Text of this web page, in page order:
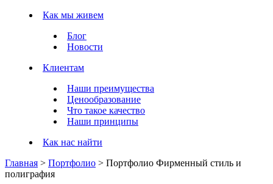
Как мы живем
Блог
Новости
Клиентам
Наши преимущества
Ценообразование
Что такое качество
Наши принципы
Как нас найти
Главная > Портфолио > Портфолио Фирменный стиль и
полиграфия